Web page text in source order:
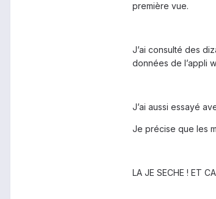
première vue.
J’ai consulté des
données de l’appli
J’ai aussi essayé
Je précise que les
LA JE SECHE ! ET